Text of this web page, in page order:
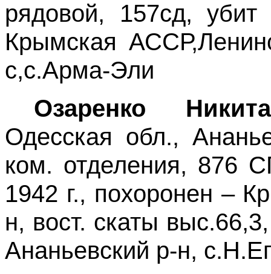
рядовой, 157сд,
Крымская
с,с.Арма-Эли
Озаренко
Одесская обл.,
ком. отделения, 876
1942 г., похоронен –
н, вост. скаты
Ананьевский р-н,